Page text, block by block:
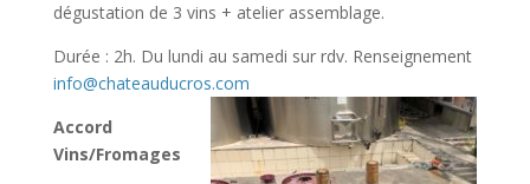
dégustation de 3 vins + atelier assemblage.
Durée : 2h. Du lundi au samedi sur rdv. Renseignement
info@chateauducros.com
Accord
Vins/Fromages